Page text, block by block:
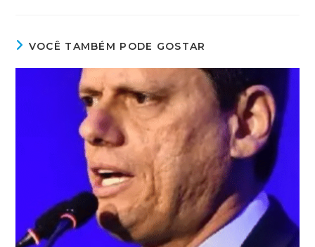
VOCÊ TAMBÉM PODE GOSTAR